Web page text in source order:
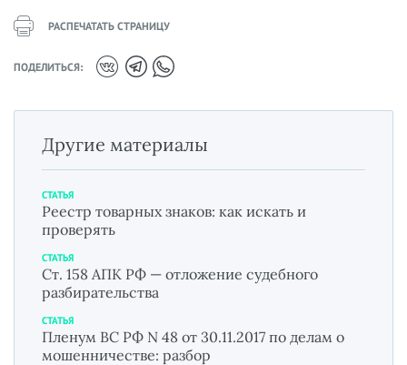
РАСПЕЧАТАТЬ СТРАНИЦУ
ПОДЕЛИТЬСЯ:
Другие материалы
СТАТЬЯ
Реестр товарных знаков: как искать и
проверять
СТАТЬЯ
Ст. 158 АПК РФ — отложение судебного
разбирательства
СТАТЬЯ
Пленум ВС РФ N 48 от 30.11.2017 по делам о
мошенничестве: разбор